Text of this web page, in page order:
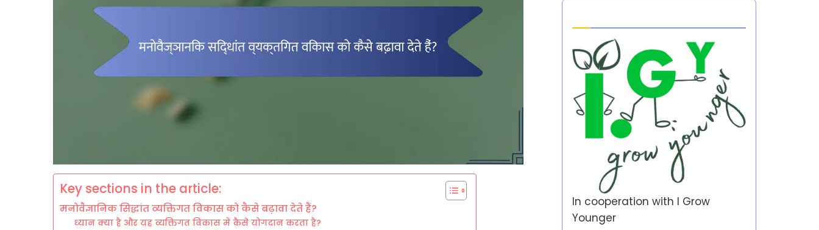
Key sections in the article:
मनोवैज्ञानिक सिद्धांत व्यक्तिगत विकास को कैसे बढ़ावा देते हैं?
ध्यान क्या है और यह व्यक्तिगत विकास में कैसे योगदान करता है?
In cooperation with I Grow
Younger